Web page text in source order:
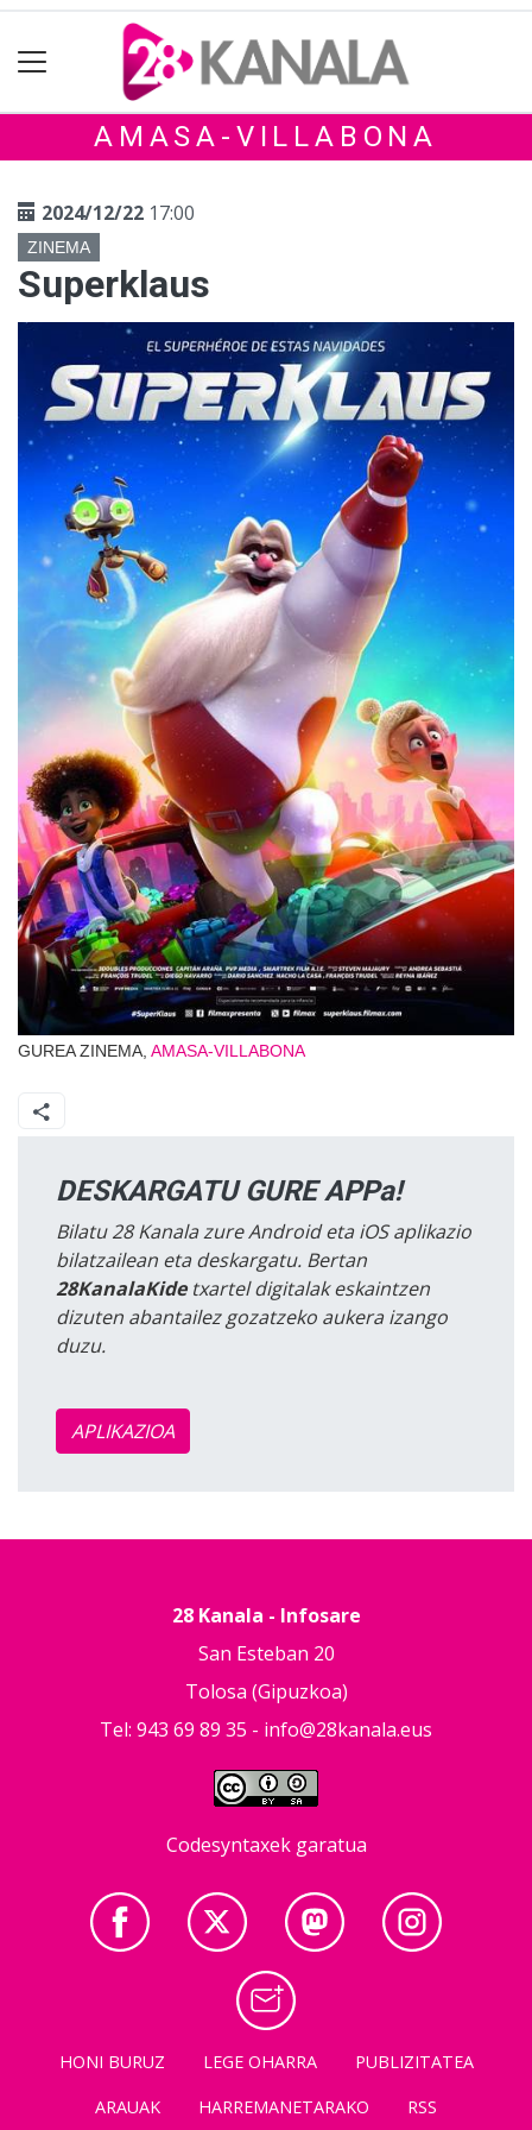
AMASA-VILLABONA
2024/12/22 17:00
ZINEMA
Superklaus
GUREA ZINEMA, AMASA-VILLABONA
DESKARGATU GURE APPa!
Bilatu 28 Kanala zure Android eta iOS aplikazio
bilatzailean eta deskargatu. Bertan
28KanalaKidetxartel digitalak eskaintzen
dizuten abantailez gozatzeko aukera izango
duzu.
APLIKAZIOA
28 Kanala - Infosare
San Esteban 20
Tolosa (Gipuzkoa)
Tel: 943 69 89 35 - info@28kanala.eus
Codesyntaxek garatua
HONI BURUZ LEGE OHARRA
PUBLIZITATEA
ARAUAK
HARREMANETARAKO RSS